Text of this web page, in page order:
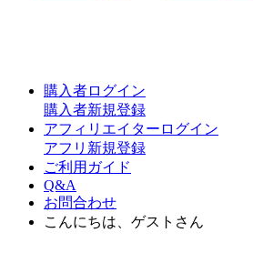
購入者ログイン
購入者新規登録
アフィリエイターログイン
アフリ新規登録
ご利用ガイド
Q&A
お問合わせ
こんにちは、ゲストさん